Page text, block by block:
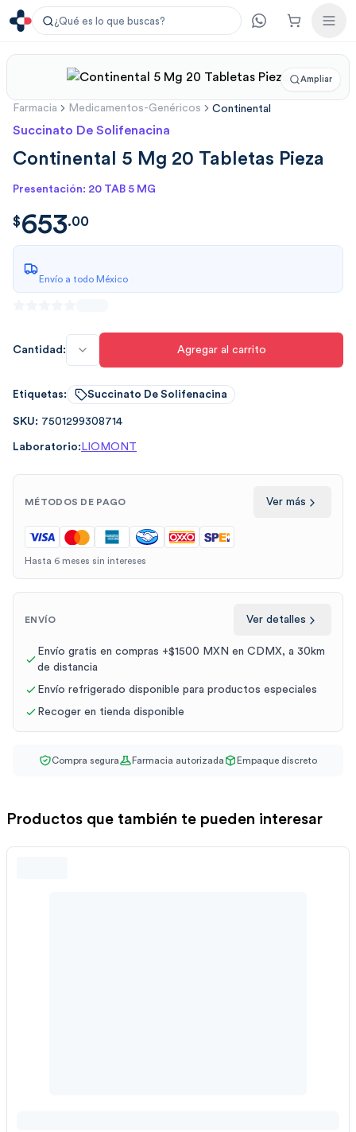
¿Qué es lo que buscas?
Ampliar
Farmacia Medicamentos-Genéricos Continental
Succinato De Solifenacina
Continental 5 Mg 20 Tabletas Pieza
Presentación: 20 TAB 5 MG
$653.0044
$653.00
Envío a todo México
Cantidad: Agregar al carrito
Etiquetas: Succinato De Solifenacina
SKU: 7501299308714
Laboratorio: LIOMONT
MÉTODOS DE PAGO Ver más
Hasta 6 meses sin intereses
ENVÍO Ver detalles
Envío gratis en compras +$1500 MXN en CDMX, a 30km
de distancia
Envío refrigerado disponible para productos especiales
Recoger en tienda disponible
Compra segura Farmacia autorizada Empaque discreto
Productos que también te pueden interesar